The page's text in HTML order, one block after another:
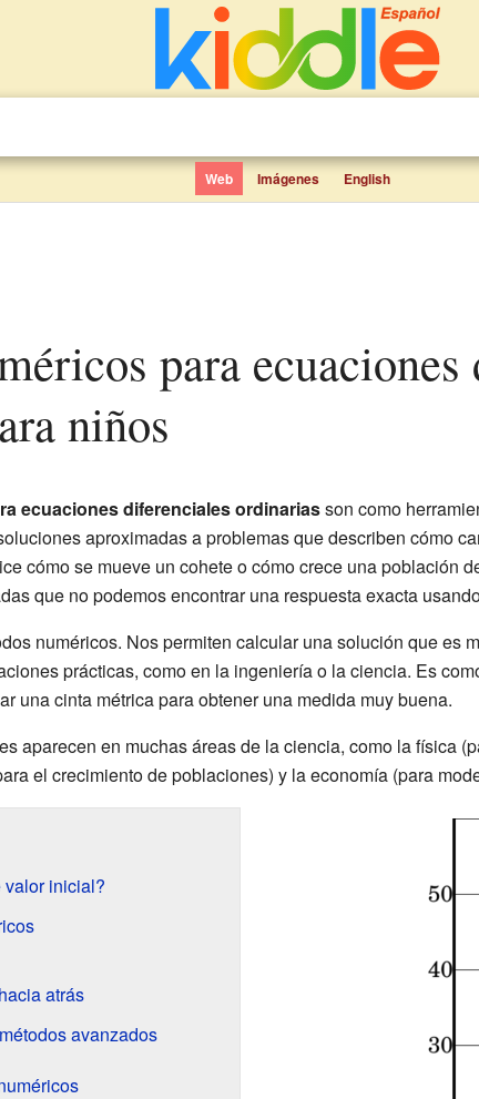
Web Imágenes English
niños
ecuaciones diferenciales ordinariasson como
aproximadas a problemas que describen cómo
cómo se mueve un cohete o cómo crece una población
que no podemos encontrar una respuesta exacta
numéricos. Nos permiten calcular una solución que es
prácticas, como en la ingeniería o la ciencia. Es
una cinta métrica para obtener una medida muy buena.
aparecen en muchas áreas de la ciencia, como la física
el crecimiento de poblaciones) y la economía (para
valor inicial?
atrás
avanzados